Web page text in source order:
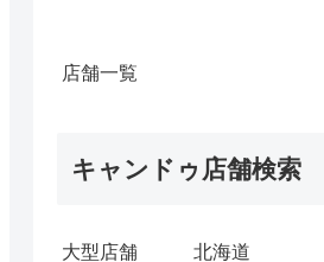
店舗一覧
キャンドゥ店舗検索
大型店舗 北海道